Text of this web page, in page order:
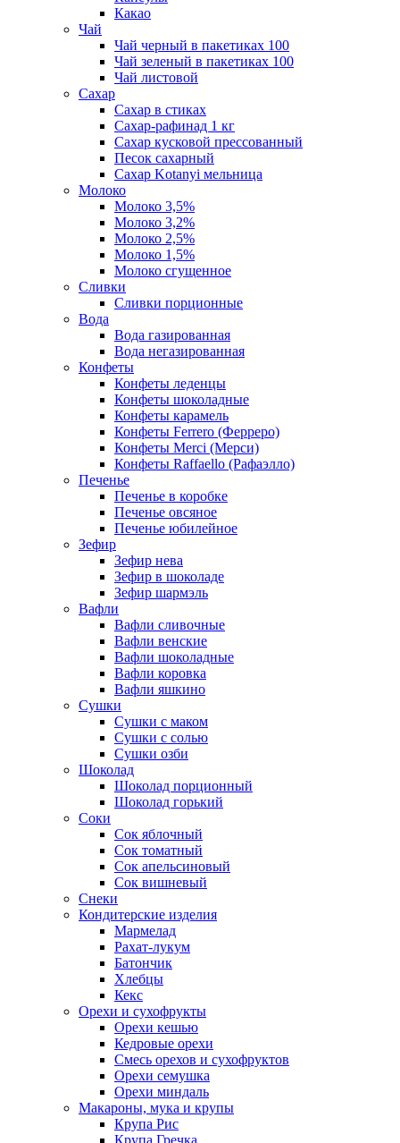
Какао
Чай
Чай черный в пакетиках 100
Чай зеленый в пакетиках 100
Чай листовой
Сахар
Сахар в стиках
Сахар-рафинад 1 кг
Сахар кусковой прессованный
Песок сахарный
Сахар Kotanyi мельница
Молоко
Молоко 3,5%
Молоко 3,2%
Молоко 2,5%
Молоко 1,5%
Молоко сгущенное
Сливки
Сливки порционные
Вода
Вода газированная
Вода негазированная
Конфеты
Конфеты леденцы
Конфеты шоколадные
Конфеты карамель
Конфеты Ferrero (Ферреро)
Конфеты Merci (Мерси)
Конфеты Raffaello (Рафаэлло)
Печенье
Печенье в коробке
Печенье овсяное
Печенье юбилейное
Зефир
Зефир нева
Зефир в шоколаде
Зефир шармэль
Вафли
Вафли сливочные
Вафли венские
Вафли шоколадные
Вафли коровка
Вафли яшкино
Сушки
Сушки с маком
Сушки с солью
Сушки озби
Шоколад
Шоколад порционный
Шоколад горький
Соки
Сок яблочный
Сок томатный
Сок апельсиновый
Сок вишневый
Снеки
Кондитерские изделия
Мармелад
Рахат-лукум
Батончик
Хлебцы
Кекс
Орехи и сухофрукты
Орехи кешью
Кедровые орехи
Смесь орехов и сухофруктов
Орехи семушка
Орехи миндаль
Макароны, мука и крупы
Крупа Рис
Крупа Гречка